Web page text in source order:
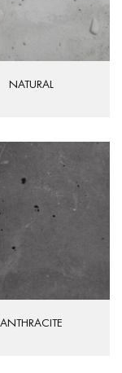
NATURAL
ANTHRACITE